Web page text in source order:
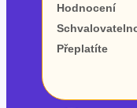
ano
ne
Ve zkušebce
ano
Hodnocení
Přeplatíte